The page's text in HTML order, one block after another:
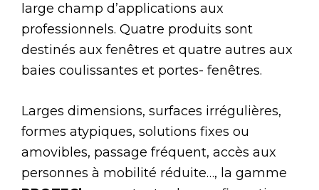
large champ d’applications aux
professionnels. Quatre produits sont
destinés aux fenêtres et quatre autres aux
baies coulissantes et portes- fenêtres.
Larges dimensions, surfaces irrégulières,
formes atypiques, solutions fixes ou
amovibles, passage fréquent, accès aux
personnes à mobilité réduite…, la gamme